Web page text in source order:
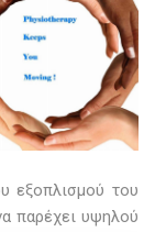
εξοπλισμού του
παρέχει υψηλού